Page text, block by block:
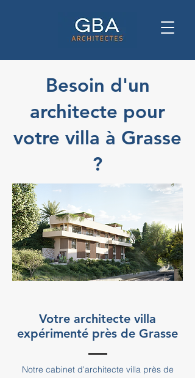
Besoin d'un
architecte pour
votre villa à Grasse
?
Votre architecte villa
expérimenté près de Grasse
Notre cabinet d'architecte villa près de